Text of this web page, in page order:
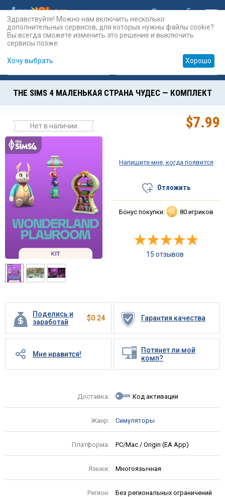
Карты Prepaid
THE SIMS 4 МАЛЕНЬКАЯ СТРАНА ЧУДЕС — КОМПЛЕКТ
Нет в наличии
Поделись и
заработай
$0.24 Гарантия качества
Мне нравится!
Потянет ли мой
комп?
Доставка: Код активации
Жанр: Симуляторы
Платформа: PC/Mac / Origin (EA App)
Языки: Многоязычная
Регион: Без региональных ограничений
$7.99
Напишите мне, когда появится
Отложить
Бонус покупки: 80 игриков
15 отзывов
Здравствуйте! Можно нам включить несколько
дополнительных сервисов, для которых нужны файлы cookie?
Вы всегда сможете изменить это решение и выключить
сервисы позже.
Хочу выбрать Хорошо